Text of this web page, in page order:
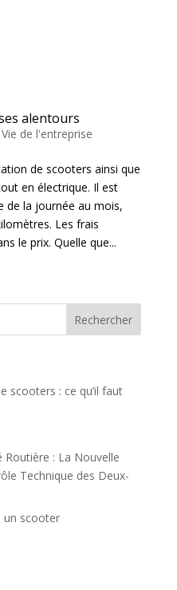
alentours
Vie de l'entreprise
de scooters ainsi que
en électrique. Il est
de la journée au mois,
Les frais
le prix. Quelle que...
scooters : ce qu’il faut
Routière : La Nouvelle
Technique des Deux-
un scooter